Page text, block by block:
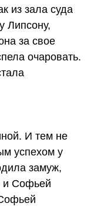
из зала суда
Липсону,
за свое
очаровать.
И тем не
успехом у
замуж,
и Софьей